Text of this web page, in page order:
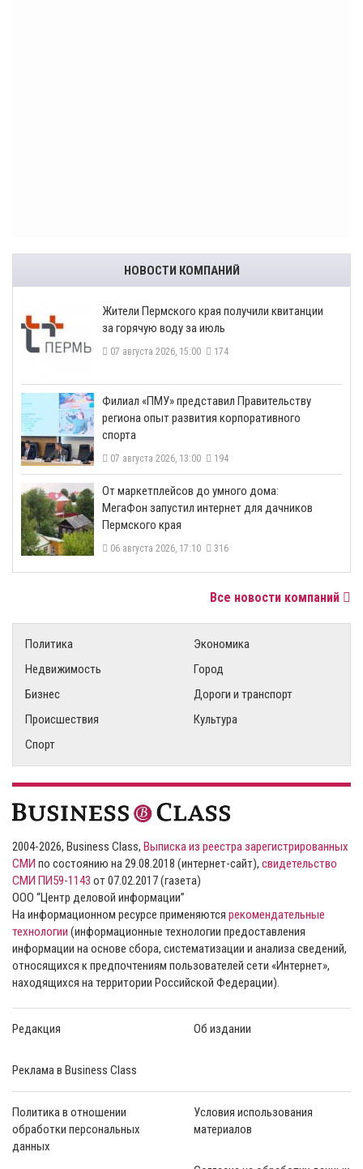
НОВОСТИ КОМПАНИЙ
​Жители Пермского края получили квитанции
за горячую воду за июль
07 августа 2026, 15:00 174
​Филиал «ПМУ» представил Правительству
региона опыт развития корпоративного
спорта
07 августа 2026, 13:00 194
От маркетплейсов до умного дома:
МегаФон запустил интернет для дачников
Пермского края
06 августа 2026, 17:10 316
Все новости компаний
Политика
Экономика
Недвижимость
Город
Бизнес
Дороги и транспорт
Происшествия
Культура
Спорт
2004-2026, Business Class, Выписка из реестра зарегистрированных
СМИ по состоянию на 29.08.2018 (интернет-сайт), свидетельство
СМИ ПИ59-1143 от 07.02.2017 (газета)
ООО “Центр деловой информации”
На информационном ресурсе применяются рекомендательные
технологии (информационные технологии предоставления
информации на основе сбора, систематизации и анализа сведений,
относящихся к предпочтениям пользователей сети «Интернет»,
находящихся на территории Российской Федерации).
Редакция Об издании
Реклама в Business Class
Политика в отношении
обработки персональных
данных
Условия использования
материалов